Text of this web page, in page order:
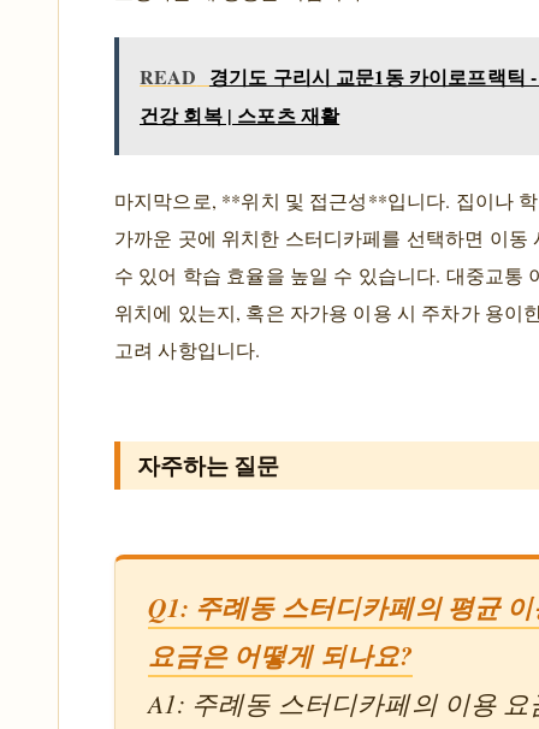
READ 경기도 구리시 교문1동 카이로프랙틱
건강 회복 | 스포츠 재활
마지막으로, **위치 및 접근성**입니다. 집이나
가까운 곳에 위치한 스터디카페를 선택하면 이동
수 있어 학습 효율을 높일 수 있습니다. 대중교통
위치에 있는지, 혹은 자가용 이용 시 주차가 용이
고려 사항입니다.
자주하는 질문
Q1: 주례동 스터디카페의 평균
요금은 어떻게 되나요?
A1: 주례동 스터디카페의 이용 요